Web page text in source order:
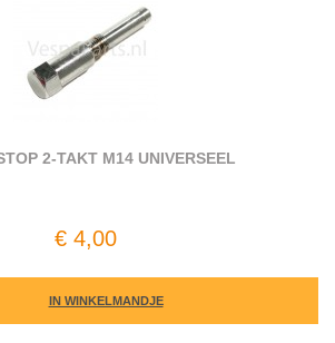
2-TAKT M14 UNIVERSEEL
€ 4,00
IN WINKELMANDJE